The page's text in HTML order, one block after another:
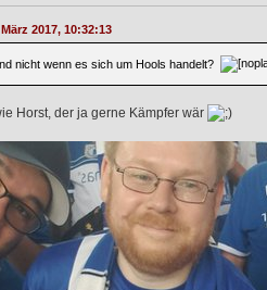
2017, 10:32:13
nicht wenn es sich um Hools handelt?
Horst, der ja gerne Kämpfer wär